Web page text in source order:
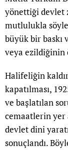
yönettiği devlet
mutlulukla
büyük bir baskı
veya
Halifeliğin
kapatılması,
ve başlatılan
cemaatlerin yer
devlet dini
sonuçlandı.